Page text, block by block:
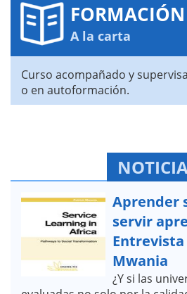
FORMACIÓN
A la carta
Curso acompañado y
o en autoformación.
Aprender
servir
Mwania
¿Y si las